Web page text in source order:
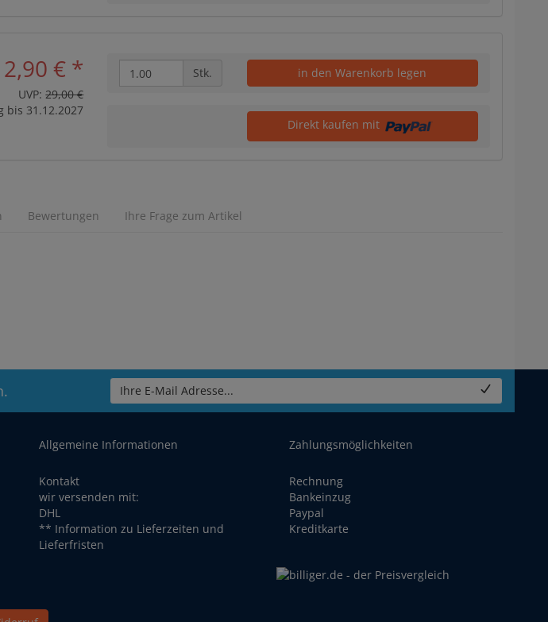
€ *
UVP:29,00 €
bis 31.12.2027
Stk. in den Warenkorb legen
Direkt kaufen mit
Bewertungen Ihre Frage zum Artikel
Ihre E-Mail Adresse...
Allgemeine Informationen
Kontakt
wir versenden mit:
DHL
** Information zu Lieferzeiten und
Lieferfristen
Zahlungsmöglichkeiten
Rechnung
Bankeinzug
Paypal
Kreditkarte